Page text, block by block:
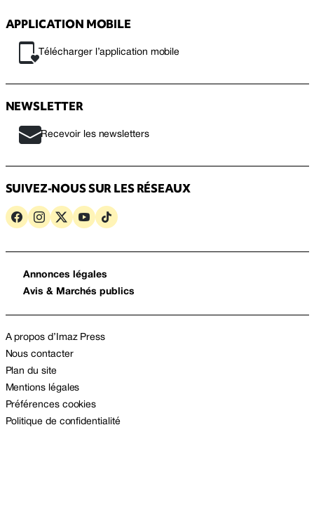
APPLICATION MOBILE
Télécharger l’application mobile
NEWSLETTER
Recevoir les newsletters
SUIVEZ-NOUS SUR LES RÉSEAUX
Annonces légales
Avis & Marchés publics
A propos d’Imaz Press
Nous contacter
Plan du site
Mentions légales
Préférences cookies
Politique de confidentialité